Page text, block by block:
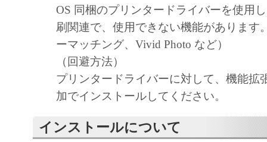
OS 同梱のプリンタードライバーを使用
刷関連で、使用できない機能があります
ーマッチング、Vivid Photo など）
（回避方法）
プリンタードライバーに対して、機能拡
加でインストールしてください。
インストールについて